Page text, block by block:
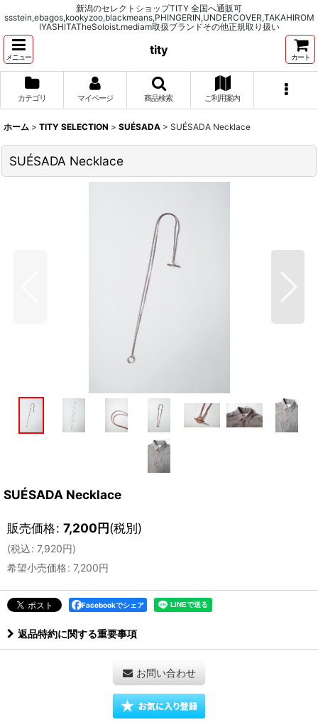
新潟のセレクトショップTITY 全国へ通販可
ssstein,ebagos,kookyzoo,blackmeans,PHINGERIN,UNDERCOVER,TAKAHIROM
IYASHITATheSoloist.mediam取扱ブランドその他正規取り扱い
メニュー
tity
カート
カテゴリ マイページ 商品検索 ご利用案内
ホーム > TITY SELECTION > SUÉSADA > SUÉSADA Necklace
SUÉSADA Necklace
SUÉSADA Necklace
販売価格: 7,200円(税別)
(税込: 7,920円)
希望小売価格: 7,200円
Facebookでシェア
返品特約に関する重要事項
お問い合わせ